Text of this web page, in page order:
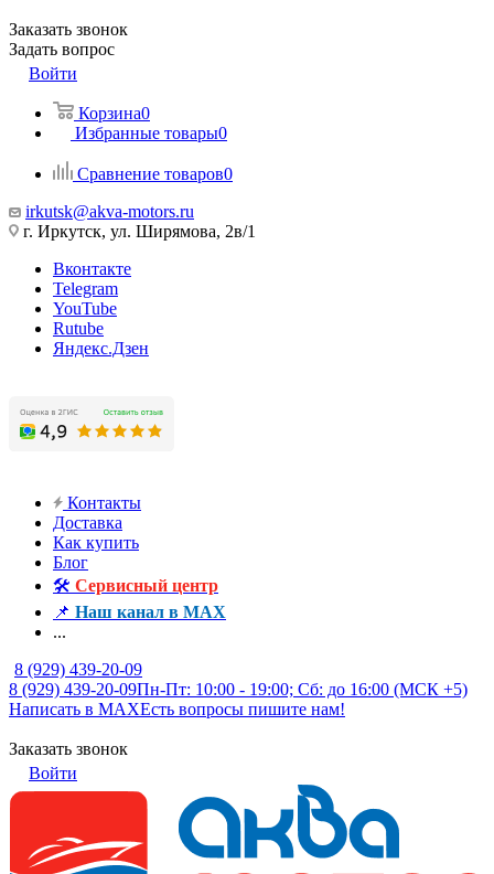
Заказать звонок
Задать вопрос
Войти
Корзина0
Избранные товары0
Сравнение товаров0
irkutsk@akva-motors.ru
г. Иркутск, ул. Ширямова, 2в/1
Вконтакте
Telegram
YouTube
Rutube
Яндекс.Дзен
Контакты
Доставка
Как купить
Блог
🛠️ Сервисный центр
📌 Наш канал в MAX
...
8 (929) 439-20-09
8 (929) 439-20-09Пн-Пт: 10:00 - 19:00; Сб: до 16:00 (МСК +5)
Написать в MAXЕсть вопросы пишите нам!
Заказать звонок
Войти